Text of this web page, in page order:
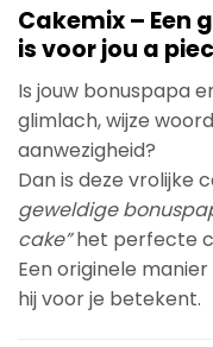
Cakemix – Een
is voor jou a
Is jouw bonuspapa
glimlach, wijze
aanwezigheid?
Dan is deze vrolijke
geweldige
cake”het perfecte
Een originele
hij voor je betekent.